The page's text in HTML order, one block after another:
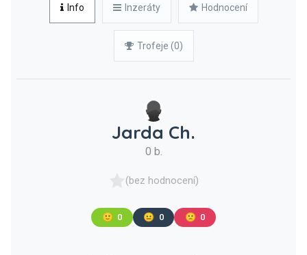
Info Inzeráty Hodnocení
Trofeje (0)
Jarda Ch.
0 b.
(bez hodnocení)
🙂 0 😐 0 🙁 0